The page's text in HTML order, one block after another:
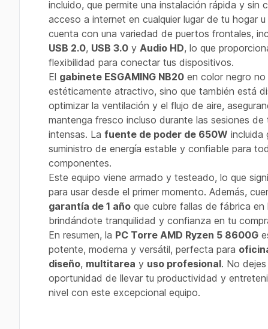
incluido, que permite una instalación rápida y sin
acceso a internet en cualquier lugar de tu hogar
cuenta con una variedad de puertos frontales,
USB 2.0, USB 3.0 y Audio HD, lo que
flexibilidad para conectar tus dispositivos.
El gabinete ESGAMING NB20 en color negro no
estéticamente atractivo, sino que también está
optimizar la ventilación y el flujo de aire,
mantenga fresco incluso durante las sesiones de
intensas. La fuente de poder de 650W incluida
suministro de energía estable y confiable para
componentes.
Este equipo viene armado y testeado, lo que
para usar desde el primer momento. Además,
garantía de 1 año que cubre fallas de fábrica en
brindándote tranquilidad y confianza en tu
En resumen, la PC Torre AMD Ryzen 5 8600G
potente, moderna y versátil, perfecta para
diseño, multitarea y uso profesional. No
oportunidad de llevar tu productividad y
nivel con este excepcional equipo.